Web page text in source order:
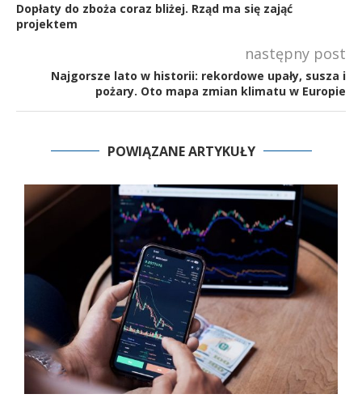
Dopłaty do zboża coraz bliżej. Rząd ma się zająć
projektem
następny post
Najgorsze lato w historii: rekordowe upały, susza i
pożary. Oto mapa zmian klimatu w Europie
POWIĄZANE ARTYKUŁY